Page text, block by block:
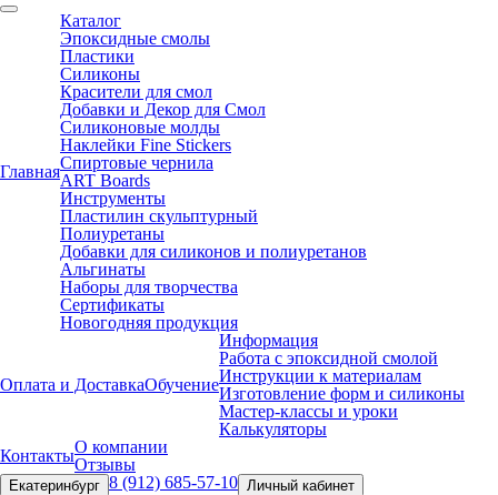
Главная
Каталог
Эпоксидные смолы
Пластики
Силиконы
Красители для смол
Добавки и Декор для Смол
Силиконовые молды
Наклейки Fine Stickers
Спиртовые чернила
ART Boards
Инструменты
Пластилин скульптурный
Полиуретаны
Добавки для силиконов и полиуретанов
Альгинаты
Наборы для творчества
Сертификаты
Новогодняя продукция
Оплата и ДоставкаОбучение
Информация
Работа с эпоксидной смолой
Инструкции к материалам
Изготовление форм и силиконы
Мастер-классы и уроки
Калькуляторы
КонтактыО компании
Отзывы
Екатеринбург 8 (912) 685-57-10 Личный кабинет